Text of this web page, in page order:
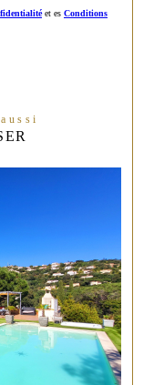
et es Conditions